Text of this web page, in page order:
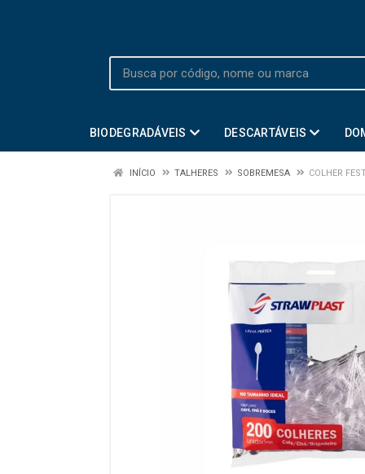
BIODEGRADÁVEIS DESCARTÁVEIS
INÍCIO TALHERES SOBREMESA COLHER